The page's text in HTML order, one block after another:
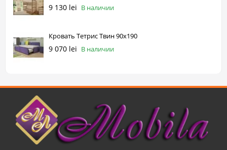
9 130 lei В наличии
Кровать Тетрис Твин 90х190
9 070 lei В наличии